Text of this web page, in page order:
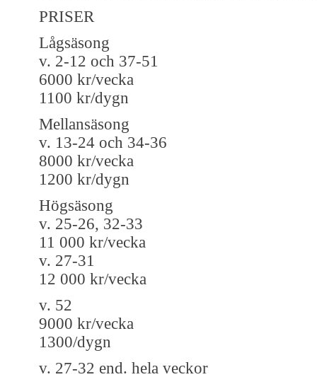
PRISER
Lågsäsong
v. 2-12 och 37-51
6000 kr/vecka
1100 kr/dygn
Mellansäsong
v. 13-24 och 34-36
8000 kr/vecka
1200 kr/dygn
Högsäsong
v. 25-26, 32-33
11 000 kr/vecka
v. 27-31
12 000 kr/vecka
v. 52
9000 kr/vecka
1300/dygn
v. 27-32 end. hela veckor